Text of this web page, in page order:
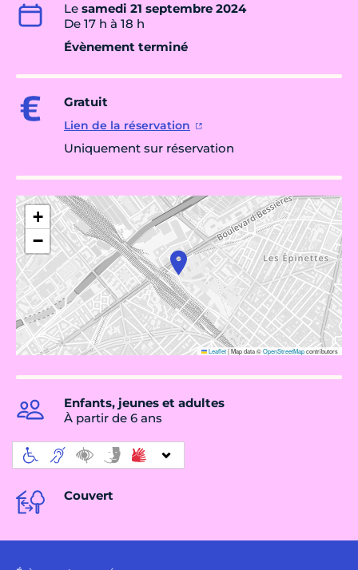
Le samedi 21 septembre 2024
De 17 h à 18 h
Évènement terminé
Gratuit
Lien de la réservation
Uniquement sur réservation
+
−
Leaflet|Map data ©OpenStreetMapcontributors
Enfants, jeunes et adultes
À partir de 6 ans
Couvert